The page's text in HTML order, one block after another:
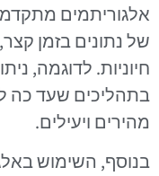
אלגוריתמים
של נתונים בזמן
חיוניות. לדוגמה,
בתהליכים שעד כה
מהירים ויעילים.
בנוסף, השימוש